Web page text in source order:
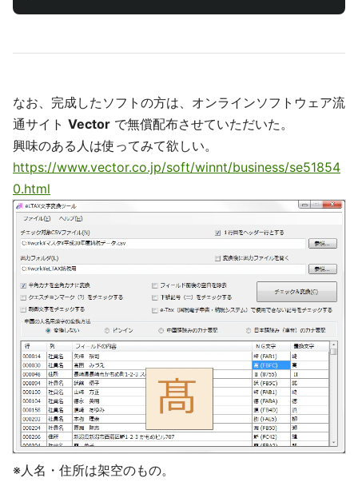
なお、完成したソフトの方は、オンラインソフトウェア流
通サイト Vector で無償配布させていただいた。
興味のある人は使ってみて欲しい。
https://www.vector.co.jp/soft/winnt/business/se51854
0.html
※人名・住所は架空のもの。